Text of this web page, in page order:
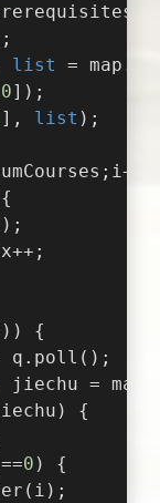
list
=
0]);
], list );
{
q.poll();
jiechu =
{
0 ) {